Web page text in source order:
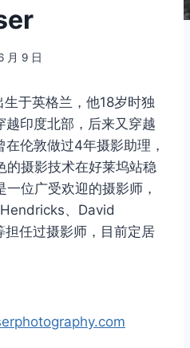
月 9 日
于英格兰，他18岁时独
越印度北部，后来又穿越
在伦敦做过4年摄影助理，
的摄影技术在好莱坞站稳
位广受欢迎的摄影师，
、David
任过摄影师，目前定居